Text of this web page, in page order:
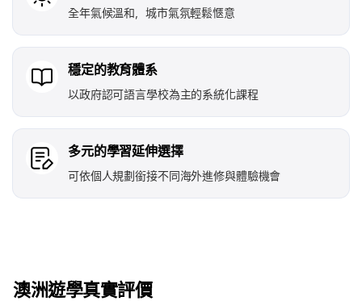
全年氣候溫和，城市氣氛輕鬆愜意
穩定的教育體系
以政府認可語言學校為主的系統化課程
多元的學習延伸選擇
可依個人規劃銜接不同海外進修與體驗機會
澳洲遊學真實評價